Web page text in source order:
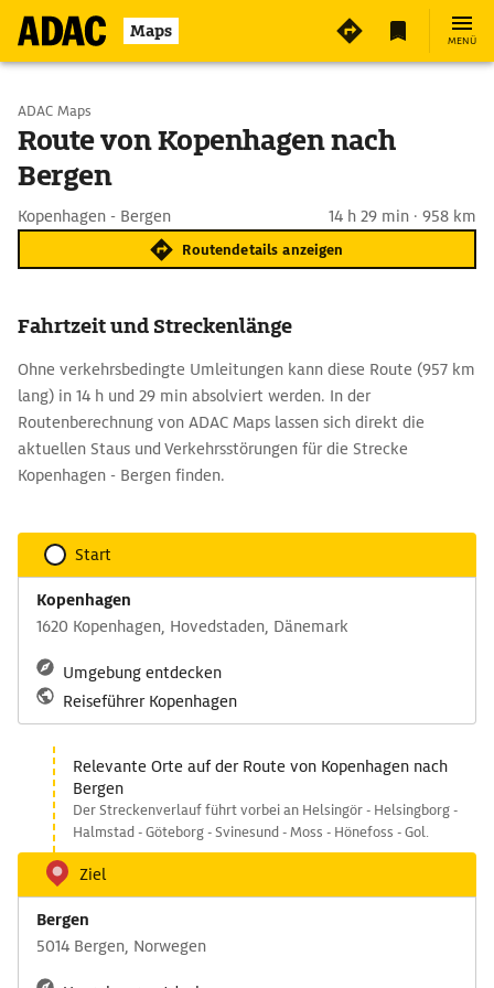
Maps MENÜ
Start wählen
Ziel eingeben
ADAC Maps
Route von Kopenhagen nach
Bergen
Kopenhagen - Bergen 14 h 29 min · 958 km
Routendetails anzeigen
Fahrtzeit und Streckenlänge
Ohne verkehrsbedingte Umleitungen kann diese Route (957 km
lang) in 14 h und 29 min absolviert werden. In der
Routenberechnung von ADAC Maps lassen sich direkt die
aktuellen Staus und Verkehrsstörungen für die Strecke
Kopenhagen - Bergen finden.
Start
Kopenhagen
1620 Kopenhagen, Hovedstaden, Dänemark
Umgebung entdecken
Reiseführer Kopenhagen
Relevante Orte auf der Route von Kopenhagen nach
Bergen
Der Streckenverlauf führt vorbei an Helsingör - Helsingborg -
Halmstad - Göteborg - Svinesund - Moss - Hönefoss - Gol.
Ziel
Bergen
5014 Bergen, Norwegen